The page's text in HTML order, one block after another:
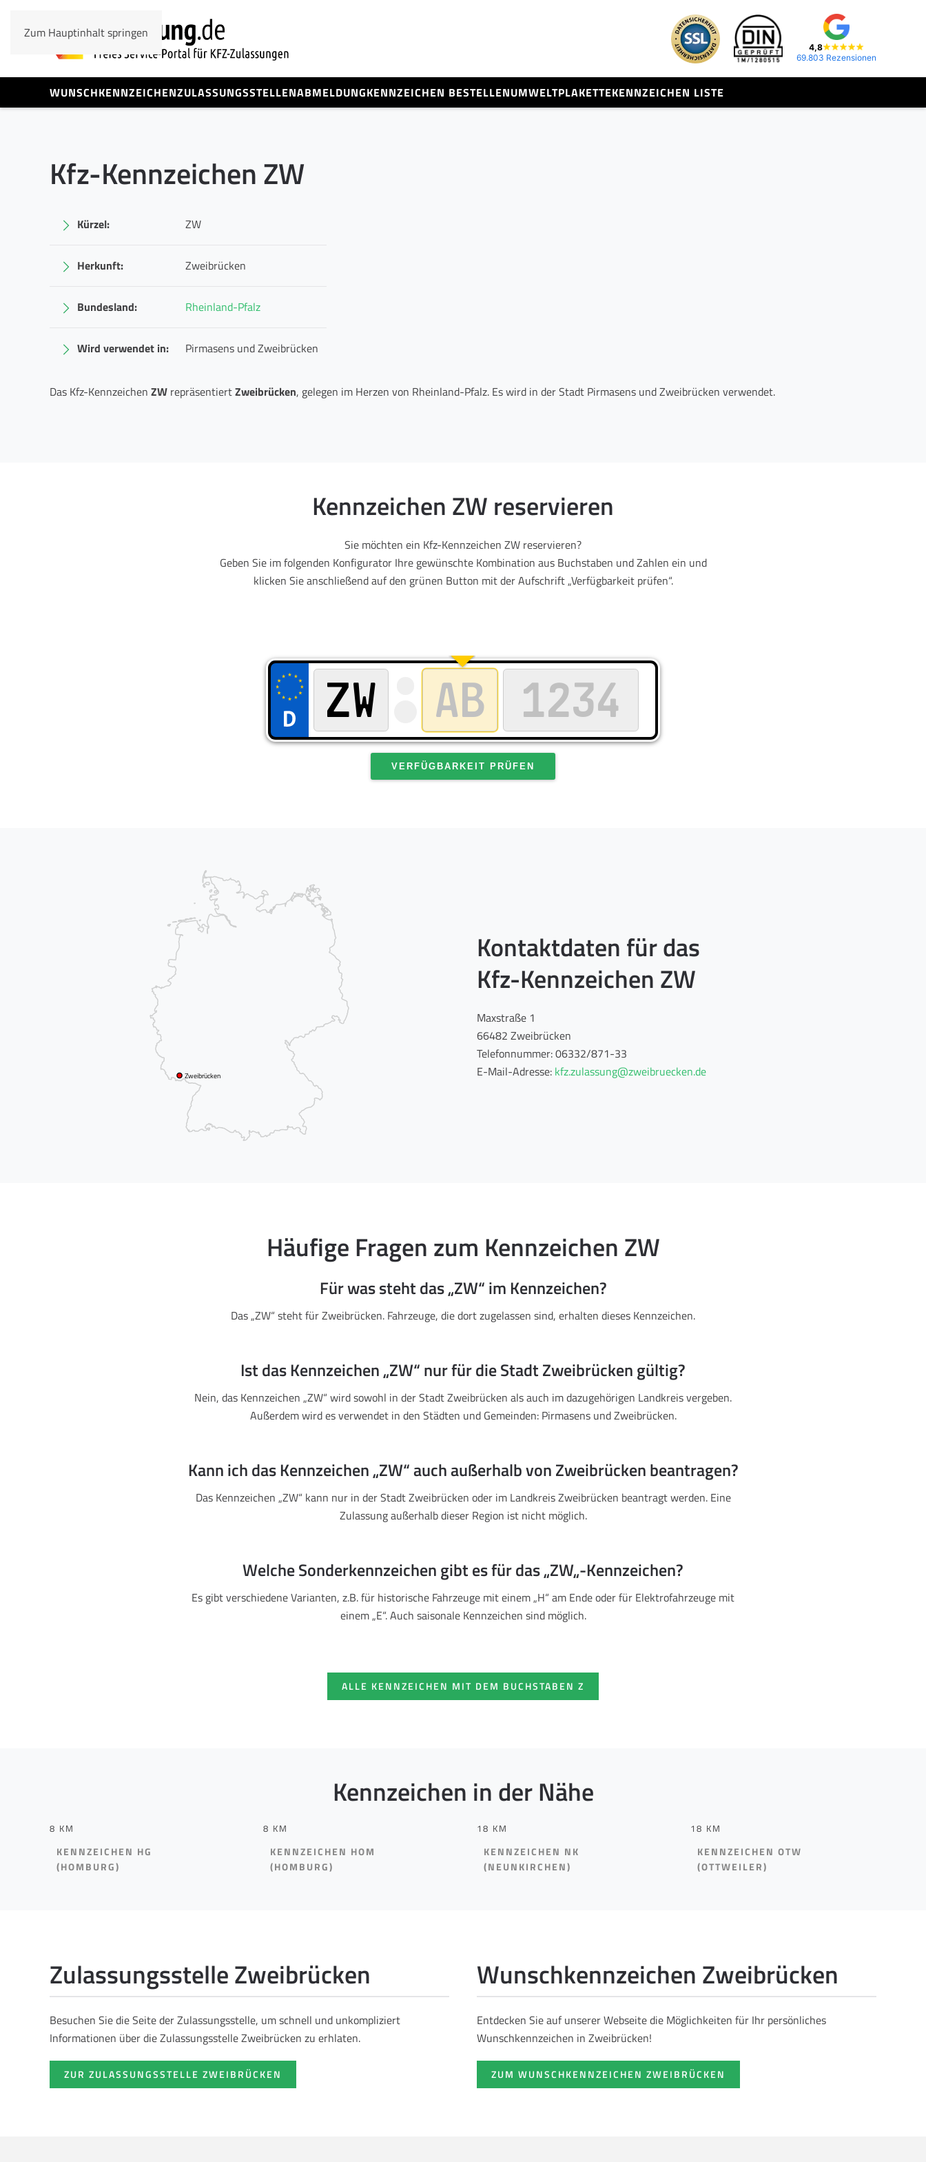
Zum Hauptinhalt springen
4,8
69.803 Rezensionen
WUNSCHKENNZEICHENZULASSUNGSSTELLENABMELDUNGKENNZEICHEN BESTELLENUMWELTPLAKETTEKENNZEICHEN LISTE
Kfz-Kennzeichen ZW
Kürzel: ZW
Herkunft: Zweibrücken
Bundesland: Rheinland-Pfalz
Wird verwendet in: Pirmasens und Zweibrücken
Das Kfz-Kennzeichen ZW repräsentiertZweibrücken, gelegen im Herzen von Rheinland-Pfalz. Es wird in der Stadt Pirmasens und Zweibrücken verwendet.
Kennzeichen ZW reservieren
Sie möchten ein Kfz-Kennzeichen ZW reservieren?
Geben Sie im folgenden Konfigurator Ihre gewünschte Kombination aus Buchstaben und Zahlen ein und
klicken Sie anschließend auf den grünen Button mit der Aufschrift „Verfügbarkeit prüfen“.
VERFÜGBARKEIT PRÜFEN
Zweibrücken
Kontaktdaten für das
Kfz-Kennzeichen ZW
Maxstraße 1
66482 Zweibrücken
Telefonnummer: 06332/871-33
E-Mail-Adresse: kfz.zulassung@zweibruecken.de
Häufige Fragen zum Kennzeichen ZW
Für was steht das „ZW“ im Kennzeichen?
Das „ZW“ steht für Zweibrücken. Fahrzeuge, die dort zugelassen sind, erhalten dieses Kennzeichen.
Ist das Kennzeichen „ZW“ nur für die Stadt Zweibrücken gültig?
Nein, das Kennzeichen „ZW“ wird sowohl in der Stadt Zweibrücken als auch im dazugehörigen Landkreis vergeben.
Außerdem wird es verwendet in den Städten und Gemeinden: Pirmasens und Zweibrücken.
Kann ich das Kennzeichen „ZW“ auch außerhalb von Zweibrücken beantragen?
Das Kennzeichen „ZW“ kann nur in der Stadt Zweibrücken oder im Landkreis Zweibrücken beantragt werden. Eine
Zulassung außerhalb dieser Region ist nicht möglich.
Welche Sonderkennzeichen gibt es für das „ZW„-Kennzeichen?
Es gibt verschiedene Varianten, z.B. für historische Fahrzeuge mit einem „H“ am Ende oder für Elektrofahrzeuge mit
einem „E“. Auch saisonale Kennzeichen sind möglich.
ALLE KENNZEICHEN MIT DEM BUCHSTABEN Z
Kennzeichen in der Nähe
8 KM
KENNZEICHEN HG
(HOMBURG)
8 KM
KENNZEICHEN HOM
(HOMBURG)
18 KM
KENNZEICHEN NK
(NEUNKIRCHEN)
18 KM
KENNZEICHEN OTW
(OTTWEILER)
Zulassungsstelle Zweibrücken
Besuchen Sie die Seite der Zulassungsstelle, um schnell und unkompliziert
Informationen über die Zulassungsstelle Zweibrücken zu erhlaten.
ZUR ZULASSUNGSSTELLE ZWEIBRÜCKEN
Wunschkennzeichen Zweibrücken
Entdecken Sie auf unserer Webseite die Möglichkeiten für Ihr persönliches
Wunschkennzeichen in Zweibrücken!
ZUM WUNSCHKENNZEICHEN ZWEIBRÜCKEN